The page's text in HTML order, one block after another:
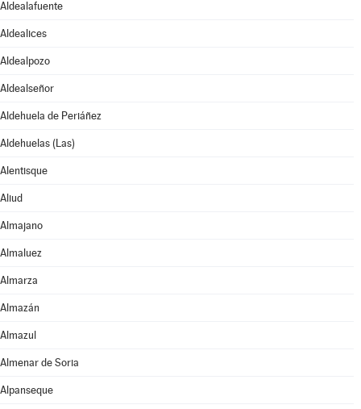
Aldealafuente
Aldealices
Aldealpozo
Aldealseñor
Aldehuela de Periáñez
Aldehuelas (Las)
Alentisque
Aliud
Almajano
Almaluez
Almarza
Almazán
Almazul
Almenar de Soria
Alpanseque